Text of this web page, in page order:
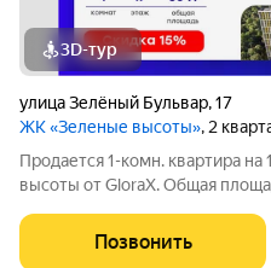
3D-тур
улица Зелёный Бульвар,17
ЖК «Зеленые высоты», 2
Продается 1-комн. квартира
высоты от GloraX. Общая
13,60 кв. м кухни. Номер
квартиры:
Позвонить